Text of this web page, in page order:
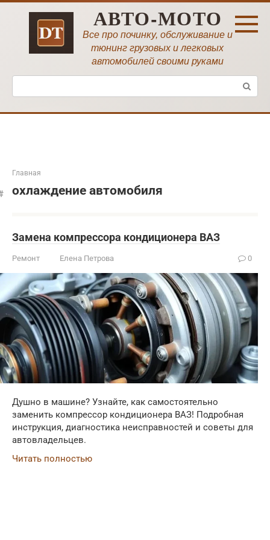
Перейти
АВТО-МОТО
Все про починку, обслуживание и
тюнинг грузовых и легковых
автомобилей своими руками
Поиск:
Главная
охлаждение автомобиля
Замена компрессора кондиционера ВАЗ
Ремонт Елена Петрова 0
Душно в машине? Узнайте, как самостоятельно
заменить компрессор кондиционера ВАЗ! Подробная
инструкция, диагностика неисправностей и советы для
автовладельцев.
Читать полностью